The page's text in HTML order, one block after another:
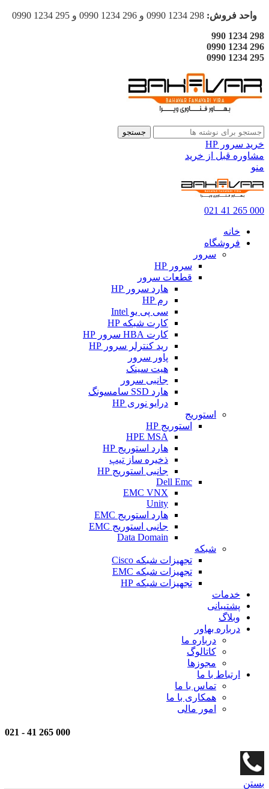
واحد فروش:
298 1234 990
296 1234 0990
295 1234 0990
جستجو
خرید سرور HP
مشاوره قبل از خرید
منو
000 265 41 021
خانه
فروشگاه
سرور
سرور HP
قطعات سرور
هارد سرور HP
رم HP
سی پی یو Intel
کارت شبکه HP
کارت HBA سرور HP
رید کنترلر سرور HP
پاور سرور
هیت سینک
جانبی سرور
هارد SSD سامسونگ
درایو نوری HP
استوریج
استوریج HP
HPE MSA
هارد استوریج HP
ذخیره ساز تیپ
جانبی استوریج HP
Dell Emc
EMC VNX
Unity
هارد استوریج EMC
جانبی استوریج EMC
Data Domain
شبکه
تجهیزات شبکه Cisco
تجهیزات شبکه EMC
تجهیزات شبکه HP
خدمات
پشتیبانی
وبلاگ
درباره بهاور
درباره ما
کاتالوگ
مجوزها
ارتباط با ما
تماس با ما
همکاری با ما
امور مالی
000 265 41
-
بستن